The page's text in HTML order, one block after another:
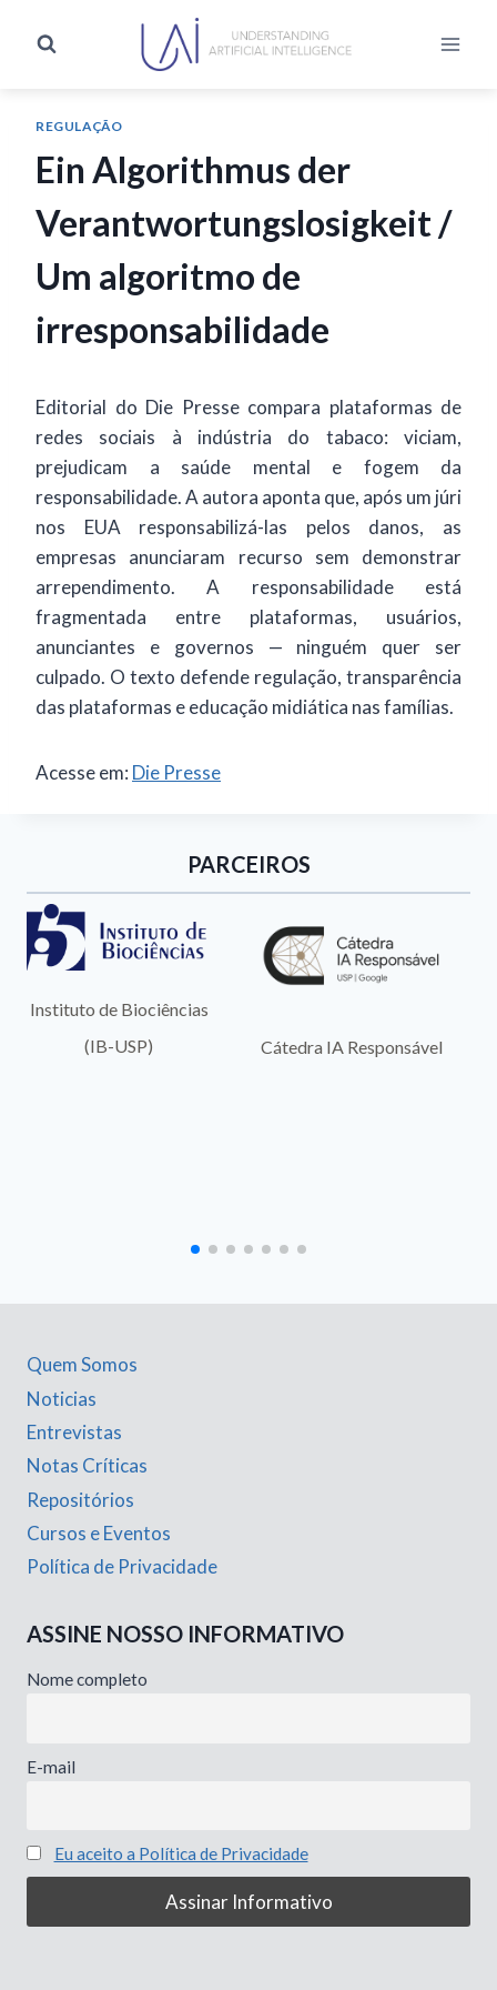
REGULAÇÃO
Ein Algorithmus der
Verantwortungslosigkeit /
Um algoritmo de
irresponsabilidade
Editorial do Die Presse compara plataformas de
redes sociais à indústria do tabaco: viciam,
prejudicam a saúde mental e fogem da
responsabilidade. A autora aponta que, após um júri
nos EUA responsabilizá-las pelos danos, as
empresas anunciaram recurso sem demonstrar
arrependimento. A responsabilidade está
fragmentada entre plataformas, usuários,
anunciantes e governos — ninguém quer ser
culpado. O texto defende regulação, transparência
das plataformas e educação midiática nas famílias.
Acesse em: Die Presse
PARCEIROS
Instituto de Biociências
(IB-USP)
Cátedra IA Responsável
Quem Somos
Noticias
Entrevistas
Notas Críticas
Repositórios
Cursos e Eventos
Política de Privacidade
ASSINE NOSSO INFORMATIVO
Nome completo
E-mail
Eu aceito a Política de Privacidade